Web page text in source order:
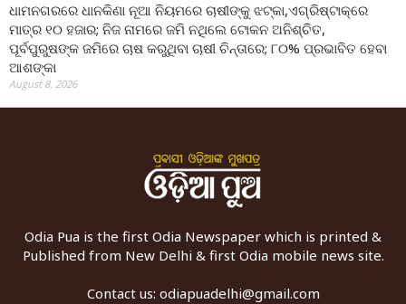
ଧାମନଗରରେ ଧାନକିଣା ନୂଆ ନିୟମରେ ଚାଷୀଙ୍କୁ ଝଟ୍‌କା,ଏଗ୍ରିଷ୍ଟାକ୍‌ରେ
ମାତ୍ର ୧୦ ହଜାର; ନିଜ ନାମରେ ଜମି ନଥିଲେ ଟୋକନ ଅନିଶ୍ଚିତ,
ପୂର୍ବପୁରୁଷଙ୍କ ଜମିରେ ଚାଷ କରୁଥିବା ଚାଷୀ ଚିନ୍ତାରେ; ୮୦% ପ୍ରଭାବିତ ହେବା
ଆଶଙ୍କା
August 8, 2026
Odia Pua is the first Odia Newspaper which is printed &
Published from New Delhi & first Odia mobile news site.
Contact us: odiapuadelhi@gmail.com